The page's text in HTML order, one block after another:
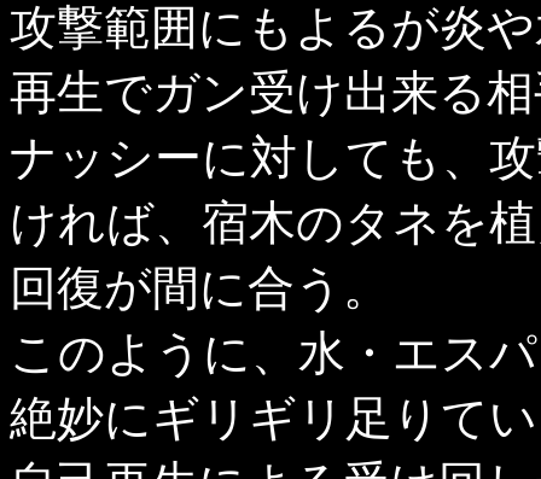
攻撃範囲にもよるが炎
再生でガン受け出来る
ナッシーに対しても、
ければ、宿木のタネを
回復が間に合う。
このように、水・エス
絶妙にギリギリ足りて